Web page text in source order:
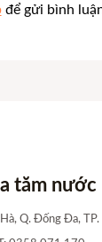
để gửi bình
tăm nước
Q. Đống Đa, TP.